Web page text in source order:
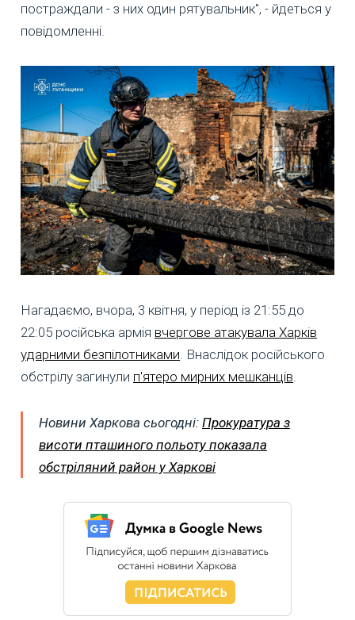
постраждали - з них один рятувальник", - йдеться у
повідомленні.
Нагадаємо, вчора, 3 квітня, у період із 21:55 до
22:05 російська армія вчергове атакувала Харків
ударними безпілотниками. Внаслідок російського
обстрілу загинули п'ятеро мирних мешканців.
Новини Харкова сьогодні: Прокуратура з
висоти пташиного польоту показала
обстріляний район у Харкові